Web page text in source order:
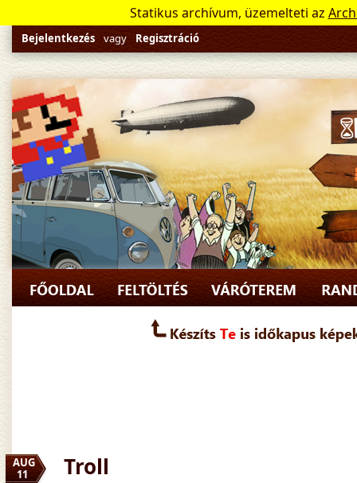
Statikus archívum, üzemelteti az
Bejelentkezés vagy Regisztráció
AUG
11
Troll